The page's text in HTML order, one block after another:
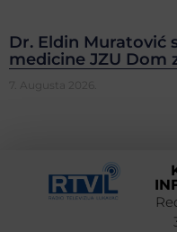
Dr. Eldin Muratović
medicine JZU Dom
7. Augusta 2026.